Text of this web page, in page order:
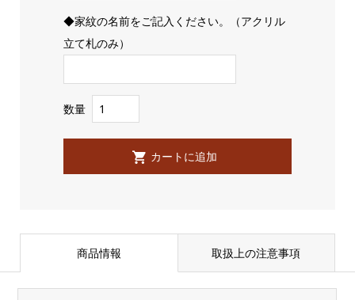
◆家紋の名前をご記入ください。（アクリル
立て札のみ）
数量
商品情報 取扱上の注意事項